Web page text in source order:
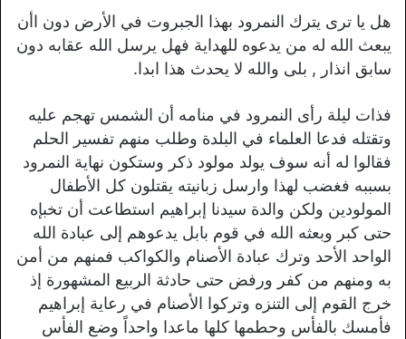
هل يا ترى يترك النمرود بهذا الجبروت في الأرض دون اأن
يبعث الله له من يدعوه للهداية فهل يرسل الله عقابه دون
سابق انذار , بلى والله لا يحدث هذا ابدا.
فذات ليلة رأى النمرود في منامه أن الشمس تهجم عليه
وتقتله فدعا العلماء في البلدة وطلب منهم تفسير الحلم
فقالوا له أنه سوف يولد مولود ذكر وستكون نهاية النمرود
بسببه فغضب لهذا وارسل زبانيته يقتلون كل الأطفال
المولودين ولكن والدة سيدنا إبراهيم استطاعت أن تخبإه
حتى كبر وبعثه الله في قوم بابل يدعوهم إلى عبادة الله
الواحد الأحد وترك عبادة الأصنام والكواكب فمنهم من أمن
به ومنهم من كفر ورفض حتى حادثة الربيع المشهورة إذ
خرج القوم إلى التنزه وتركوا الأصنام في رعاية إبراهيم
فأمسك بالفأس وحطمها كلها ماعدا واحداً وضع الفأس